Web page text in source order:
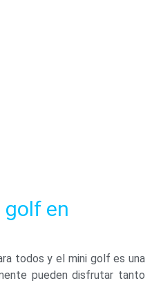
en
todos y el mini golf es una
pueden disfrutar tanto